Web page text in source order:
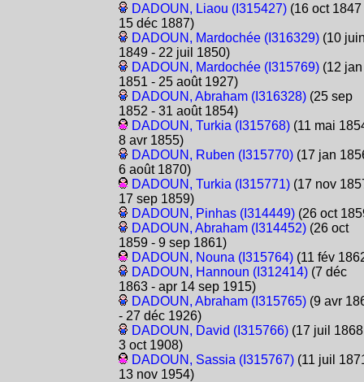
DADOUN, Liaou (I315427)(16 oct 1847
15 déc 1887)
DADOUN, Mardochée (I316329)(10
1849 - 22 juil 1850)
DADOUN, Mardochée (I315769)(12 jan
1851 - 25 août 1927)
DADOUN, Abraham (I316328)(25 sep
1852 - 31 août 1854)
DADOUN, Turkia (I315768)(11 mai
8 avr 1855)
DADOUN, Ruben (I315770)(17 jan
6 août 1870)
DADOUN, Turkia (I315771)(17 nov
17 sep 1859)
DADOUN, Pinhas (I314449)(26 oct
DADOUN, Abraham (I314452)(26 oct
1859 - 9 sep 1861)
DADOUN, Nouna (I315764)(11 fév
DADOUN, Hannoun (I312414)(7 déc
1863 - apr 14 sep 1915)
DADOUN, Abraham (I315765)(9 avr
- 27 déc 1926)
DADOUN, David (I315766)(17 juil
3 oct 1908)
DADOUN, Sassia (I315767)(11 juil
13 nov 1954)